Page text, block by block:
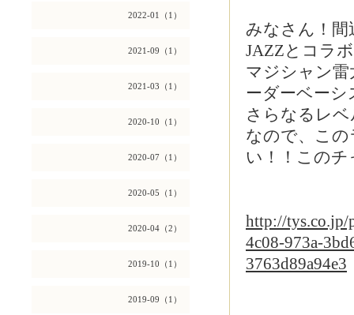
2022-01（1）
2021-09（1）
2021-03（1）
2020-10（1）
2020-07（1）
2020-05（1）
2020-04（2）
2019-10（1）
2019-09（1）
みなさん！
JAZZとコラ
マジシャン
ーダーベー
さらなるレ
なので、こ
い！！この
http://tys.co.jp/
4c08-973a-
3763d89a94e3